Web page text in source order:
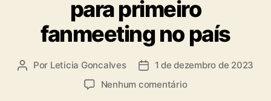
g
o
r
a
s
para primeiro
fanmeeting no país
A Por Leticia Goncalves
D 1 de dezembro de 2023
Nenhum comentárioe